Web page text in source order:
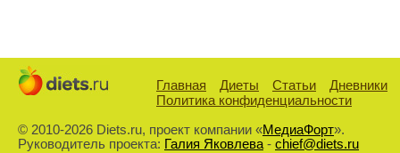
Главная Диеты Статьи
Дневники
Политика конфиденциальности
© 2010-2026 Diets.ru, проект компании «МедиаФорт».
Руководитель проекта: Галия Яковлева- chief@diets.ru